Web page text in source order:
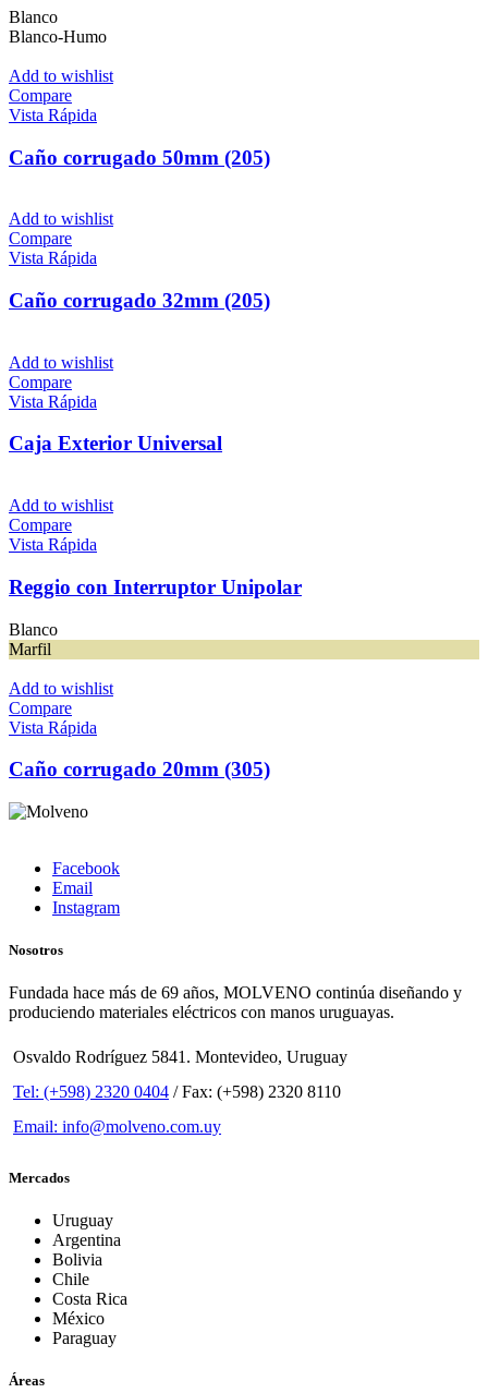
Blanco
Blanco-Humo
Add to wishlist
Compare
Vista Rápida
Caño corrugado 50mm (205)
Add to wishlist
Compare
Vista Rápida
Caño corrugado 32mm (205)
Add to wishlist
Compare
Vista Rápida
Caja Exterior Universal
Add to wishlist
Compare
Vista Rápida
Reggio con Interruptor Unipolar
Blanco
Marfil
Add to wishlist
Compare
Vista Rápida
Caño corrugado 20mm (305)
Facebook
Email
Instagram
Nosotros
Fundada hace más de 69 años, MOLVENO continúa diseñando y
produciendo materiales eléctricos con manos uruguayas.
Osvaldo Rodríguez 5841. Montevideo, Uruguay
Tel: (+598) 2320 0404 / Fax: (+598) 2320 8110
Email: info@molveno.com.uy
Mercados
Uruguay
Argentina
Bolivia
Chile
Costa Rica
México
Paraguay
Áreas